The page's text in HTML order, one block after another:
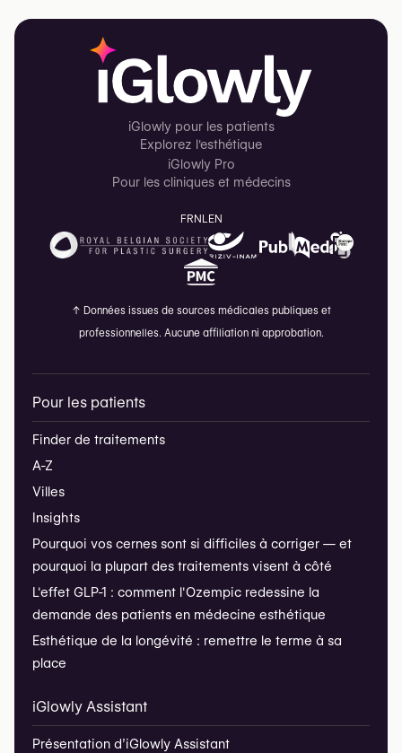
iGlowly pour les patients
Explorez l'esthétique
iGlowly Pro
Pour les cliniques et médecins
FRNL EN
↑ Données issues de sources médicales publiques et
professionnelles. Aucune affiliation ni approbation.
Pour les patients
Finder de traitements
A-Z
Villes
Insights
Pourquoi vos cernes sont si difficiles à corriger — et
pourquoi la plupart des traitements visent à côté
L'effet GLP-1 : comment l'Ozempic redessine la
demande des patients en médecine esthétique
Esthétique de la longévité : remettre le terme à sa
place
iGlowly Assistant
Présentation d’iGlowly Assistant